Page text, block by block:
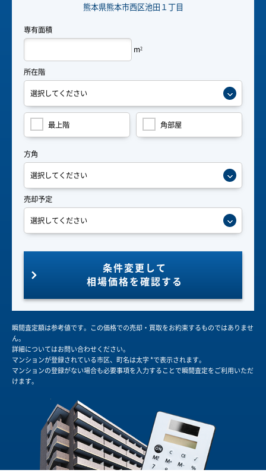
熊本県熊本市西区池田１丁目
専有面積
m2
所在階
最上階 角部屋
方角
売却予定
条件変更して
相場価格を確認する
瞬間査定額は参考値です。この価格での売却・買取をお約束するものではありませ
ん。
詳細についてはお問い合わせください。
マンションが登録されている市区、町名は太字 *で表示されます。
マンションの登録がない場合も必要事項を入力することで瞬間査定をご利用いただ
けます。